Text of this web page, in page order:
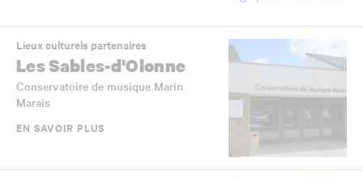
Lieux culturels partenaires
Les Sables-d'Olonne
Conservatoire de musique Marin
Marais
EN SAVOIR PLUS